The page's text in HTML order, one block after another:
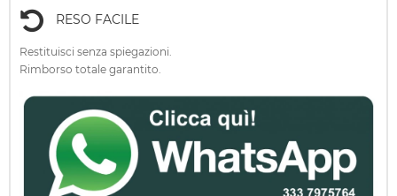
RESO FACILE
Restituisci senza spiegazioni.
Rimborso totale garantito.